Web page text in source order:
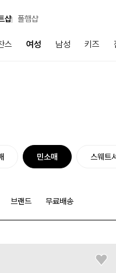
샵 폴햄샵
스 여성 남성 키즈
민소매 스웨트
브랜드 무료배송